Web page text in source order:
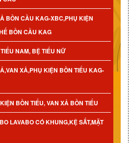
BỒN CẦU KAG-XBC,PHỤ KIỆN
BỒN CẦU KAG
NAM, BỆ TIỂU NỮ
XẢ,PHỤ KIỆN BỒN TIỂU KAG-
BỒN TIỂU, VAN XẢ BỒN TIỂU
LAVABO CÓ KHUNG,KỆ SẮT,MẶT